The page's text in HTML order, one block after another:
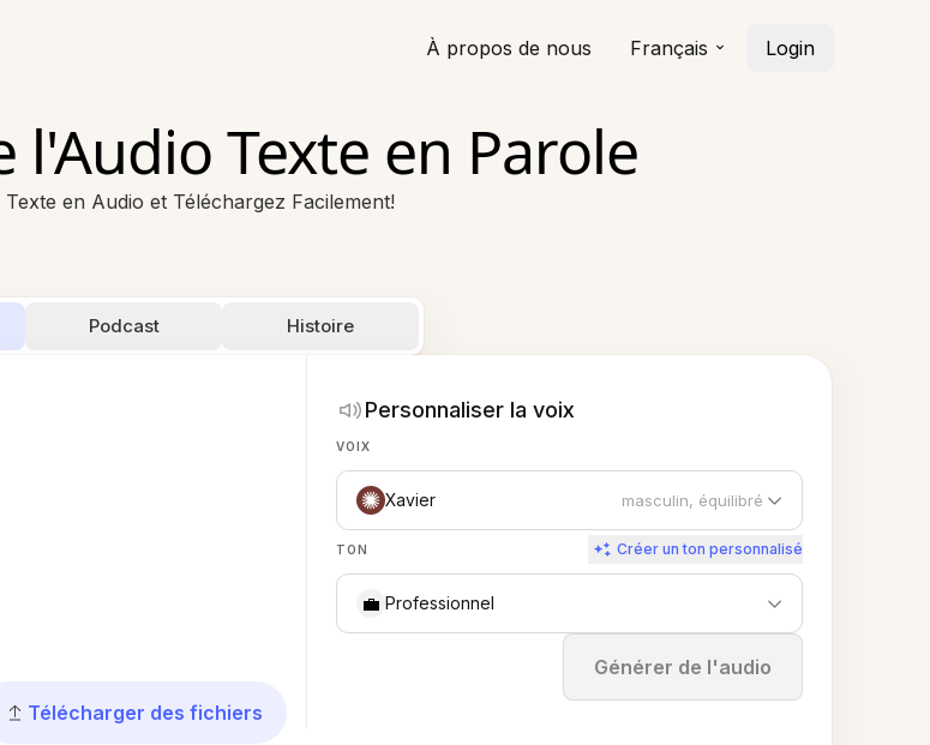
À propos de nous Français Login
l'Audio Texte en Parole
en Audio et Téléchargez Facilement!
Podcast Histoire
Télécharger des fichiers
Personnaliser la voix
VOIX
Xavier masculin, équilibré
TON Créer un ton personnalisé
💼 Professionnel
Générer de l'audio
Arrêter